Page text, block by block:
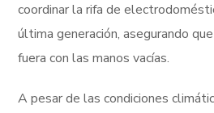
coordinar la rifa de
última generación, asegurando
fuera con las manos vacías.
A pesar de las condiciones